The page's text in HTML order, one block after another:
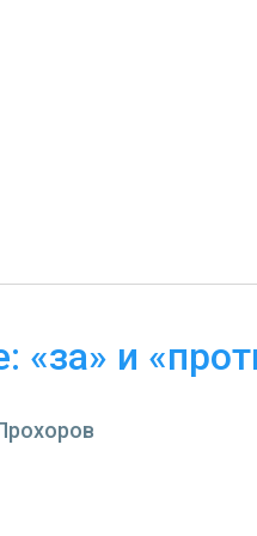
«за» и